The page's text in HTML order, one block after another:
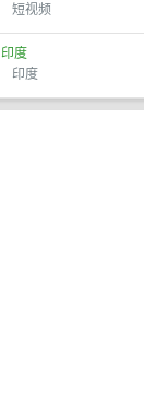
短视频
印度
印度